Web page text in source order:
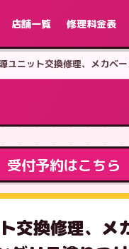
店舗一覧 修理料金表
ユニット交換修理、メカベ
受付予約はこちら
交換修理、メ